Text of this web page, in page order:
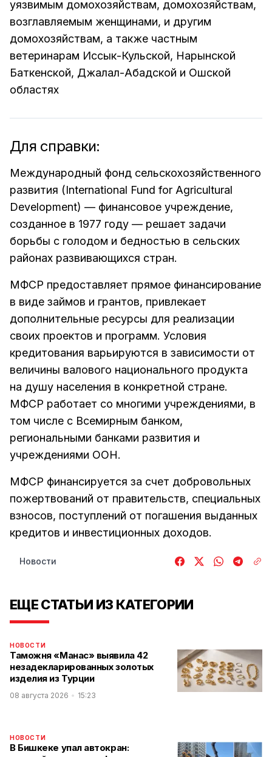
уязвимым домохозяйствам, домохозяйствам,
возглавляемым женщинами, и другим
домохозяйствам, а также частным
ветеринарам Иссык-Кульской, Нарынской
Баткенской, Джалал-Абадской и Ошской
областях
Для справки:
Международный фонд сельскохозяйственного
развития (International Fund for Agricultural
Development) — финансовое учреждение,
созданное в 1977 году — решает задачи
борьбы с голодом и бедностью в сельских
районах развивающихся стран.
МФСР предоставляет прямое финансирование
в виде займов и грантов, привлекает
дополнительные ресурсы для реализации
своих проектов и программ. Условия
кредитования варьируются в зависимости от
величины валового национального продукта
на душу населения в конкретной стране.
МФСР работает со многими учреждениями, в
том числе с Всемирным банком,
региональными банками развития и
учреждениями ООН.
МФСР финансируется за счет добровольных
пожертвований от правительств, специальных
взносов, поступлений от погашения выданных
кредитов и инвестиционных доходов.
Новости
ЕЩЕ СТАТЬИ ИЗ КАТЕГОРИИ
НОВОСТИ
Таможня «Манас» выявила 42
незадекларированных золотых
изделия из Турции
08 августа 2026 15:23
НОВОСТИ
В Бишкеке упал автокран: